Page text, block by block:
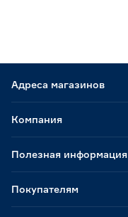
Адреса магазинов
Компания
Полезная информация
Покупателям